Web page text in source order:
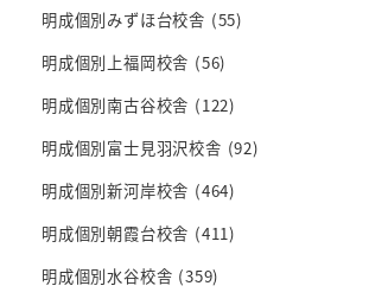
明成個別みずほ台校舎 (55)
明成個別上福岡校舎 (56)
明成個別南古谷校舎 (122)
明成個別富士見羽沢校舎 (92)
明成個別新河岸校舎 (464)
明成個別朝霞台校舎 (411)
明成個別水谷校舎 (359)